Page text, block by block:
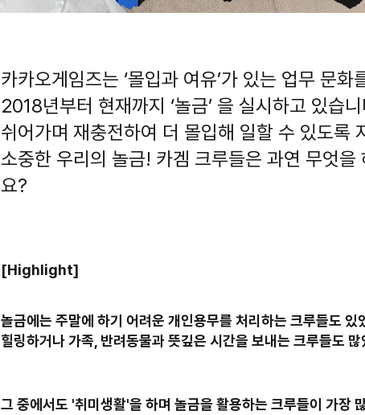
카카오게임즈는 ‘몰입과 여유’가 있는 업무 문화
2018년부터 현재까지 ‘놀금’ 을 실시하고 있습
쉬어가며 재충전하여 더 몰입해 일할 수 있도록
소중한 우리의 놀금! 카겜 크루들은 과연 무엇을
요?
[Highlight]
놀금에는 주말에 하기 어려운 개인용무를 처리하는 크루들도 있
힐링하거나 가족, 반려동물과 뜻깊은 시간을 보내는 크루들도 많
그 중에서도 '취미생활'을 하며 놀금을 활용하는 크루들이 가장